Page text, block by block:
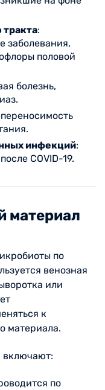
тракта:
заболевания,
половой
болезнь,
инфекций:
COVID-19.
материал
по
венозная
или
к
материала.
включают:
по